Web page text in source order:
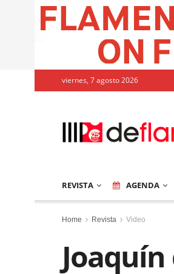
viernes, 7 agosto 2026
REVISTA AGENDA
Home Revista Video
Joaquín